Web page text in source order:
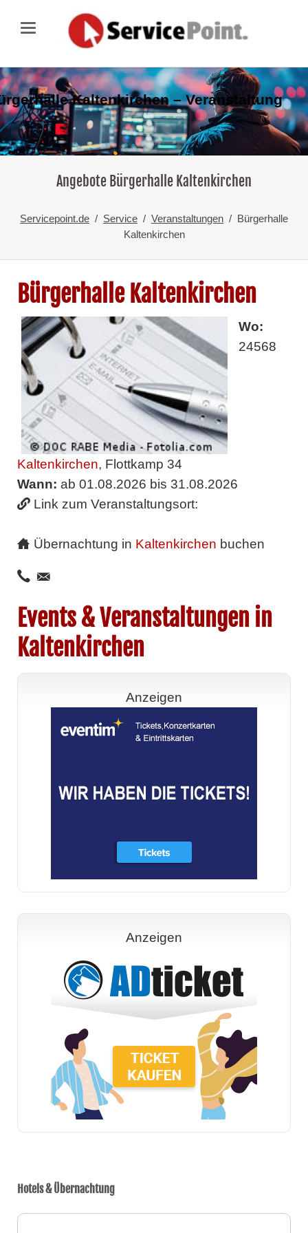
Kaltenkirchen – Veranstaltung
Angebote Bürgerhalle Kaltenkirchen
Servicepoint.de Service Veranstaltungen
Bürgerhalle
Kaltenkirchen
Bürgerhalle Kaltenkirchen
Wo:
24568
Kaltenkirchen, Flottkamp 34
Wann: ab 01.08.2026 bis 31.08.2026
Link zum Veranstaltungsort:
Übernachtung in Kaltenkirchen buchen
Events & Veranstaltungen in
Kaltenkirchen
Anzeigen
Anzeigen
Hotels & Übernachtung